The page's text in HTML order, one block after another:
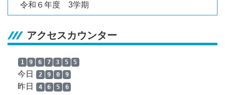
令和６年度 3学期
アクセスカウンター
1 9 6 7 3 5 5
今日 2 9 0 9
昨日 4 6 5 6